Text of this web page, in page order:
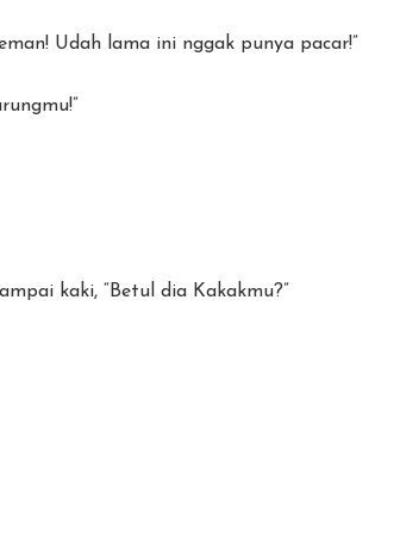
Udah lama ini nggak punya pacar!”
kaki, “Betul dia Kakakmu?”